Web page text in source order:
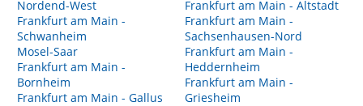
Nordend-West
Frankfurt am Main -
Schwanheim
Mosel-Saar
Frankfurt am Main -
Bornheim
Frankfurt am Main - Gallus
Frankfurt am Main - Altstadt
Frankfurt am Main -
Sachsenhausen-Nord
Frankfurt am Main -
Heddernheim
Frankfurt am Main -
Griesheim